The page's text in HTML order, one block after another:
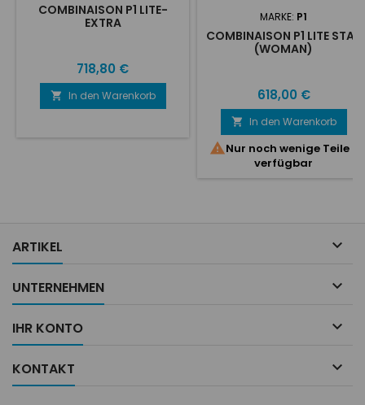
COMBINAISON P1 LITE-
EXTRA
Preis
718,80 €
 In den Warenkorb
MARKE: P1
COMBINAISON P1 LITE STAR
(WOMAN)
Preis
618,00 €
 In den Warenkorb
Nur noch wenige Teile
verfügbar
ARTIKEL 
UNTERNEHMEN 
IHR KONTO 
KONTAKT 